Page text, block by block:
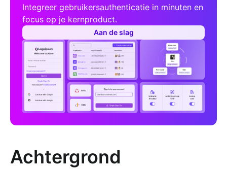
Integreer gebruikersauthenticatie in minuten en
focus op je kernproduct.
Aan de slag
Achtergrond